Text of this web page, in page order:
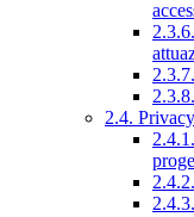
2.4. Privacy